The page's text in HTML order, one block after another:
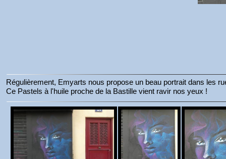
Régulièrement, Emyarts nous propose un beau portrait dans les
Ce Pastels à l'huile proche de la Bastille vient ravir nos yeux !